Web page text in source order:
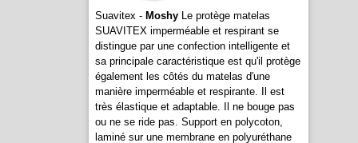
Suavitex - MoshyLe protège matelas
SUAVITEX imperméable et respirant se
distingue par une confection intelligente et
sa principale caractéristique est qu'il protège
également les côtés du matelas d'une
manière imperméable et respirante. Il est
très élastique et adaptable. Il ne bouge pas
ou ne se ride pas. Support en polycoton,
laminé sur une membrane en polyuréthane